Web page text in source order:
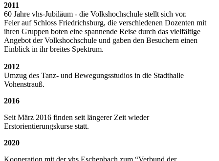
2011
60 Jahre vhs-Jubiläum - die Volkshochschule stellt sich vor.
Feier auf Schloss Friedrichsburg, die verschiedenen Dozenten mit
ihren Gruppen boten eine spannende Reise durch das vielfältige
Angebot der Volkshochschule und gaben den Besuchern einen
Einblick in ihr breites Spektrum.
2012
Umzug des Tanz- und Bewegungsstudios in die Stadthalle
Vohenstrauß.
2016
Seit März 2016 finden seit längerer Zeit wieder
Erstorientierungskurse statt.
2020
Kooperation mit der vhs Eschenbach zum “Verbund der